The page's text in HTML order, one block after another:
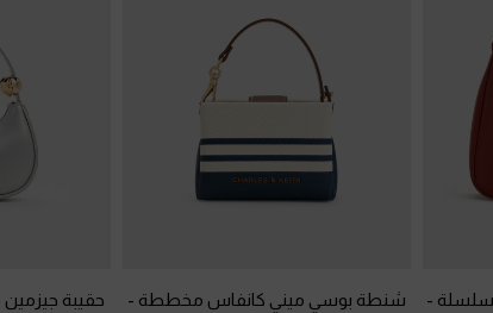
-
شنطة بوسي ميني كانفاس مخططة -
حقيبة